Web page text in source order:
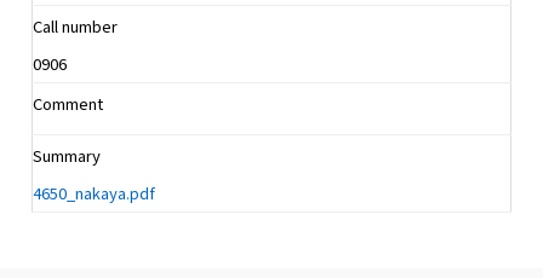
Call number
0906
Comment
Summary
4650_nakaya.pdf